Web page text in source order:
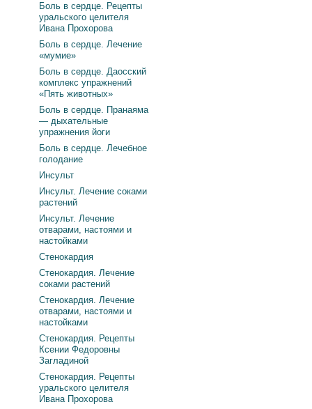
Боль в сердце. Рецепты
уральского целителя
Ивана Прохорова
Боль в сердце. Лечение
«мумие»
Боль в сердце. Даосский
комплекс упражнений
«Пять животных»
Боль в сердце. Пранаяма
— дыхательные
упражнения йоги
Боль в сердце. Лечебное
голодание
Инсульт
Инсульт. Лечение соками
растений
Инсульт. Лечение
отварами, настоями и
настойками
Стенокардия
Стенокардия. Лечение
соками растений
Стенокардия. Лечение
отварами, настоями и
настойками
Стенокардия. Рецепты
Ксении Федоровны
Загладиной
Стенокардия. Рецепты
уральского целителя
Ивана Прохорова